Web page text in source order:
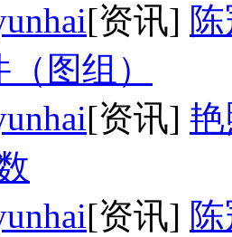
[资讯]
图组）
[资讯]
[资讯]